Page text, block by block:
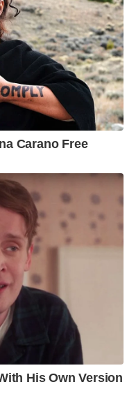
หารพรรคจะพูดคุยกัน
หลายคน สามารถ
รพรรคเป็นหลัก
ที่จะมีดำรงตำแหน่ง
อคนที่สามารถนำ
า คิดว่าอยู่ที่ความ
ถที่จะเข้าไปทำหน้าที่
งยอมรับว่ามาจาก
ฐมนตรี ในขณะนั้น
รยุทธศาสตร์พรรค
านคน เลือก
สช. เลือกที่ตัว สส.
คนดิเดตนายก
ระชาชนที่มาร่วมกับ
รชี้แจงกับประชาชน
อไทยนั้น นายธนกร
พันธุ์ เลขาธิการพรรค
งกับประชาชน ซึ่งทีม